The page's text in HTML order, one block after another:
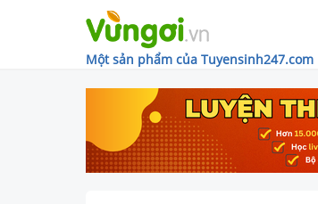
Một sản phẩm của Tuyensinh247.com